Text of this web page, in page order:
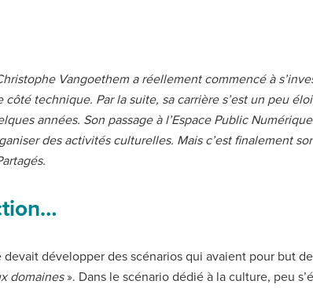
Vangoethem a réellement commencé à
technique. Par la suite, sa carrière s’est un peu
années. Son passage à l’Espace Public
des activités culturelles. Mais c’est finalement
développer des scénarios qui avaient pour but
domaines». Dans le scénario dédié à la culture, peu